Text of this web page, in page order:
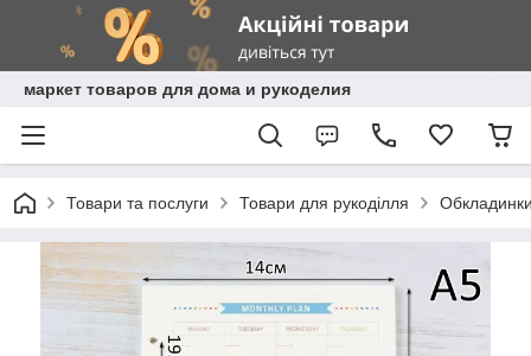
маркет товаров для дома и рукоделия
Товари та послуги Товари для рукоділля